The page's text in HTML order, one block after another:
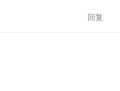
回复